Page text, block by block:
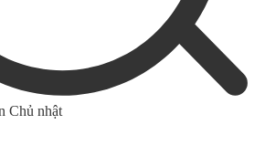
Chủ nhật